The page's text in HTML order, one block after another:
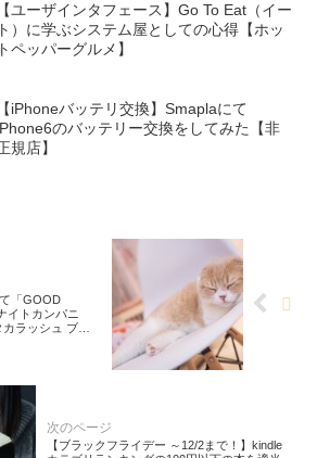
【ユーザインタフェース】Go To Eat（イー
ト）に学ぶシステム屋としての心得【ホッ
トペッパーグルメ】
【iPhoneバッテリ交換】Smaplaにて
のバッテリー交換をしてみた【非
規店】
「GOOD
イトカンパニ
ラッシュ ブラ
【ブラックフライデー ～12/2まで！】kindle